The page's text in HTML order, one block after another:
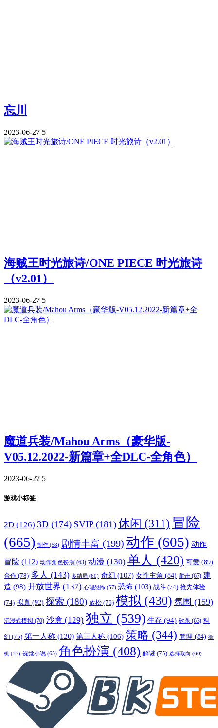
忘川
2023-06-27 5
海贼王时光旅诗/ONE PIECE 时光旅诗
（v2.01）
2023-06-27 5
魔道兵装/Mahou Arms（豪华版-
V05.12.2022-新篇章+全DLC-全角色）
2023-06-27 5
游戏小标签
2D (126) 3D (174) SVIP (181)休闲 (311) 冒险
(665) 制作 (58) 剧情丰富 (199) 动作 (605) 动作
冒险 (112) 动作角色扮演 (63) 动漫 (130) 单人 (420) 可爱 (89)
合作 (78) 多人 (143) 多结局 (60) 奇幻 (107) 女性主角 (84) 射击 (67) 建
造 (98) 开放世界 (137) 心理恐怖 (57) 恐怖 (103) 战斗 (74) 抢先体验
(74) 拟真 (92) 探索 (180) 放松 (76) 模拟 (430) 氛围 (159)
沉浸式模拟 (70) 沙盒 (129) 独立 (539) 生存 (94) 砍杀 (63) 科
幻 (75) 第一人称 (120) 第三人称 (106) 策略 (344) 管理 (84) 街
机 (57) 视觉小说 (65) 角色扮演 (408) 解谜 (75) 选择取向 (60)